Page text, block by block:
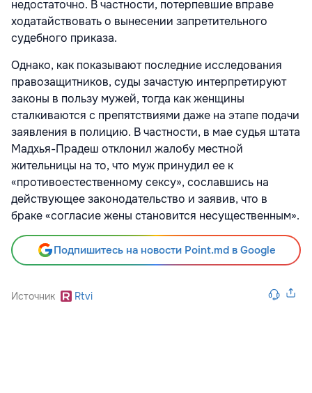
недостаточно. В частности, потерпевшие вправе
ходатайствовать о вынесении запретительного
судебного приказа.
Однако, как показывают последние исследования
правозащитников, суды зачастую интерпретируют
законы в пользу мужей, тогда как женщины
сталкиваются с препятствиями даже на этапе подачи
заявления в полицию. В частности, в мае судья штата
Мадхья-Прадеш отклонил жалобу местной
жительницы на то, что муж принудил ее к
«противоестественному сексу», сославшись на
действующее законодательство и заявив, что в
браке «согласие жены становится несущественным».
Подпишитесь на новости Point.md в Google
Источник Rtvi